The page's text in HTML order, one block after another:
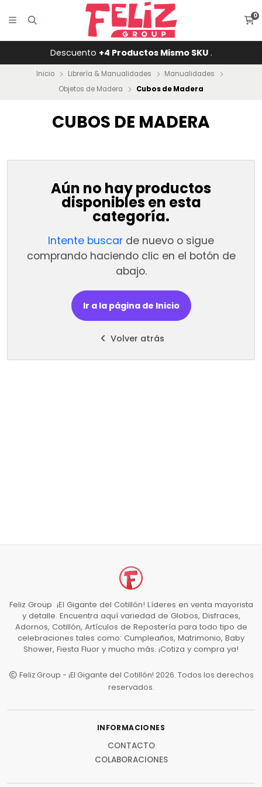
0
Descuento +4 Productos Mismo SKU.
Inicio Librería & Manualidades
Manualidades
Objetos de Madera
Cubos de Madera
CUBOS DE MADERA
Aún no hay productos
disponibles en esta
categoría.
Intente buscar de nuevo o sigue
comprando haciendo clic en el botón de
abajo.
Ir a la página de Inicio
Volver atrás
Feliz Group ¡El Gigante del Cotillón! Líderes en venta mayorista
y detalle. Encuentra aquí variedad de Globos, Disfraces,
Adornos, Cotillón, Artículos de Repostería para todo tipo de
celebraciones tales como: Cumpleaños, Matrimonio, Baby
Shower, Fiesta Fluor y mucho más. ¡Cotiza y compra ya!
Feliz Group - ¡El Gigante del Cotillón! 2026. Todos los derechos
reservados.
INFORMACIONES
CONTACTO
COLABORACIONES